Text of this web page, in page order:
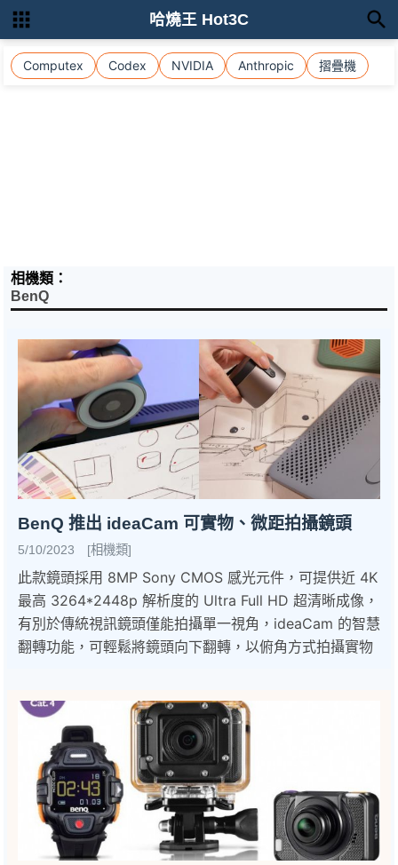
Computex Codex NVIDIA Anthropic 摺疊機
哈燒王 Hot3C
相機類：
BenQ
BenQ 推出 ideaCam 可實物、微距拍攝鏡頭
5/10/2023 [相機類]
此款鏡頭採用 8MP Sony CMOS 感光元件，可提供近 4K
最高 3264*2448p 解析度的 Ultra Full HD 超清晰成像，
有別於傳統視訊鏡頭僅能拍攝單一視角，ideaCam 的智慧
翻轉功能，可輕鬆將鏡頭向下翻轉，以俯角方式拍攝實物